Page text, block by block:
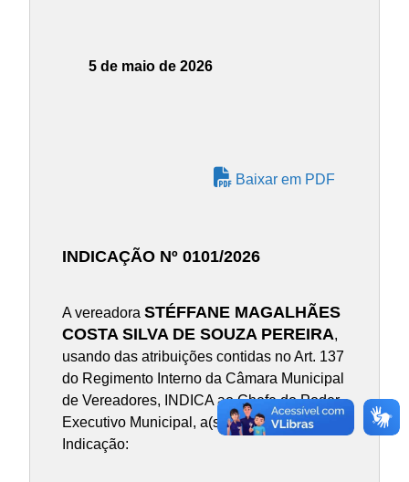
5 de maio de 2026
Baixar em PDF
INDICAÇÃO Nº 0101/2026
A vereadoraSTÉFFANE MAGALHÃES
COSTA SILVA DE SOUZA PEREIRA,
usando das atribuições contidas no Art. 137
do Regimento Interno da Câmara Municipal
de Vereadores, INDICA ao Chefe do Poder
Executivo Municipal, a(s) presente(s)
Indicação: